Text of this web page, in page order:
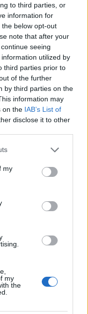
to third parties, or
information for
below opt-out
note that after your
seeing
utilized by
third parties prior to
of the further
by third parties on the
information may
on the IAB’s List of
disclose it to other
or more Google
You may click to
third-party tags to
in below Google
my
my
the
Louvre-
a gyanú
-re a
amit ő
unatkozzon
Picasso ellen
Apollinaire-
volt az
a
vonta
Picasso